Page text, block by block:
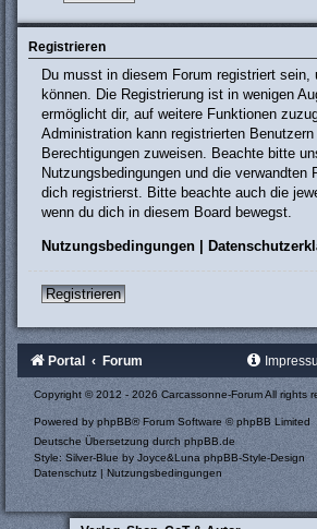
Registrieren
Du musst in diesem Forum registriert sein,
können. Die Registrierung ist in wenigen
ermöglicht dir, auf weitere Funktionen
Administration kann registrierten
Berechtigungen zuweisen. Beachte bitte
Nutzungsbedingungen und die verwandten
dich registrierst. Bitte beachte auch die
wenn du dich in diesem Board bewegst.
Nutzungsbedingungen
Registrieren
Portal Forum
Copyright © 2012 - 2026 Carcassonne-Forum All rights
Powered byphpBB® Forum Software © phpBB Limited
Deutsche Übersetzung durch phpBB.de
Style: Silver-Blue by Joyce&Luna phpBB-Style-Design
Datenschutz
Nutzungsbedingungen